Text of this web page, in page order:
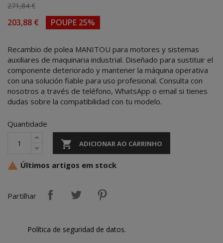
271,84 €
203,88 € POUPE 25%
Recambio de polea MANITOU para motores y sistemas
auxiliares de maquinaria industrial. Diseñado para sustituir el
componente deteriorado y mantener la máquina operativa
con una solución fiable para uso profesional. Consulta con
nosotros a través de teléfono, WhatsApp o email si tienes
dudas sobre la compatibilidad con tu modelo.
Quantidade
 ADICIONAR AO CARRINHO
 Últimos artigos em stock
Partilhar
Política de seguridad de datos.